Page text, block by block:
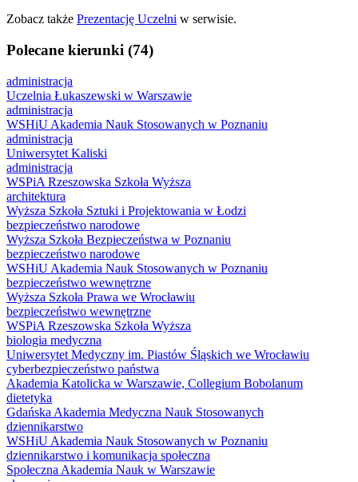
Zobacz także Prezentację Uczelni w serwisie.
Polecane kierunki (74)
administracja
Uczelnia Łukaszewski w Warszawie
administracja
WSHiU Akademia Nauk Stosowanych w Poznaniu
administracja
Uniwersytet Kaliski
administracja
WSPiA Rzeszowska Szkoła Wyższa
architektura
Wyższa Szkoła Sztuki i Projektowania w Łodzi
bezpieczeństwo narodowe
Wyższa Szkoła Bezpieczeństwa w Poznaniu
bezpieczeństwo narodowe
WSHiU Akademia Nauk Stosowanych w Poznaniu
bezpieczeństwo wewnętrzne
Wyższa Szkoła Prawa we Wrocławiu
bezpieczeństwo wewnętrzne
WSPiA Rzeszowska Szkoła Wyższa
biologia medyczna
Uniwersytet Medyczny im. Piastów Śląskich we Wrocławiu
cyberbezpieczeństwo państwa
Akademia Katolicka w Warszawie, Collegium Bobolanum
dietetyka
Gdańska Akademia Medyczna Nauk Stosowanych
dziennikarstwo
WSHiU Akademia Nauk Stosowanych w Poznaniu
dziennikarstwo i komunikacja społeczna
Społeczna Akademia Nauk w Warszawie